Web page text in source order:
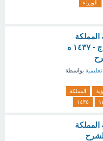
الوزراء
٢٠٣٠ في عام: ١٤٤٠ ه ج - ١٤٣٧ ه
بواسطة
المملكة
١٤٣٥